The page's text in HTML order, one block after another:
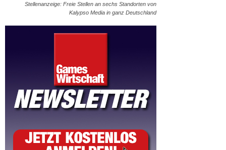
Stellenanzeige: Freie Stellen an sechs Standorten von
Kalypso Media in ganz Deutschland